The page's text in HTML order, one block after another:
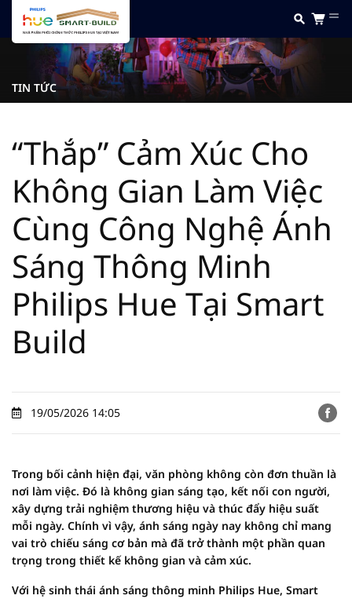
TIN TỨC
“Thắp” Cảm Xúc Cho
Không Gian Làm Việc
Cùng Công Nghệ Ánh
Sáng Thông Minh
Philips Hue Tại Smart
Build
19/05/2026 14:05
Trong bối cảnh hiện đại, văn phòng không còn đơn thuần là
nơi làm việc. Đó là không gian sáng tạo, kết nối con người,
xây dựng trải nghiệm thương hiệu và thúc đẩy hiệu suất
mỗi ngày. Chính vì vậy, ánh sáng ngày nay không chỉ mang
vai trò chiếu sáng cơ bản mà đã trở thành một phần quan
trọng trong thiết kế không gian và cảm xúc.
Với hệ sinh thái ánh sáng thông minh Philips Hue, Smart